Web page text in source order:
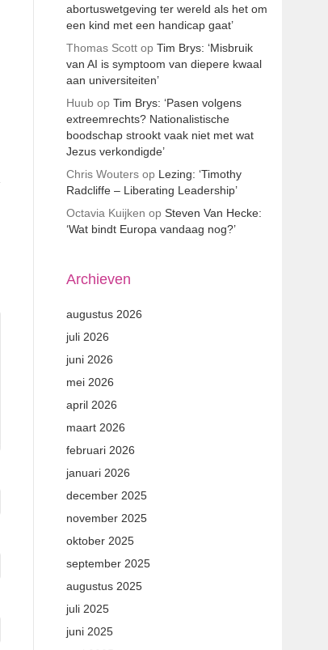
abortuswetgeving ter wereld als het om
een kind met een handicap gaat’
Thomas Scottop Tim Brys: ‘Misbruik
van AI is symptoom van diepere kwaal
aan universiteiten’
Huubop Tim Brys: ‘Pasen volgens
extreemrechts? Nationalistische
boodschap strookt vaak niet met wat
Jezus verkondigde’
Chris Woutersop Lezing: ‘Timothy
Radcliffe – Liberating Leadership’
Octavia Kuijken op Steven Van Hecke:
‘Wat bindt Europa vandaag nog?’
Archieven
augustus 2026
juli 2026
juni 2026
mei 2026
april 2026
maart 2026
februari 2026
januari 2026
december 2025
november 2025
oktober 2025
september 2025
augustus 2025
juli 2025
juni 2025